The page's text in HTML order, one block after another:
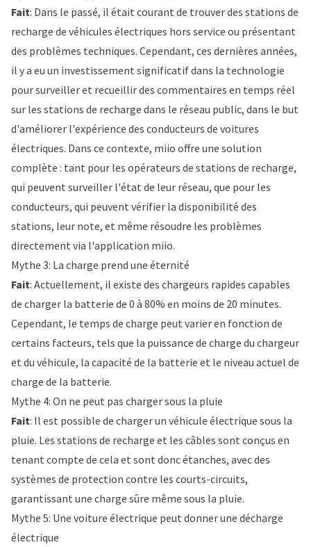
Fait: Dans le passé, il était courant de trouver des stations de
recharge de véhicules électriques hors service ou présentant
des problèmes techniques. Cependant, ces dernières années,
il y a eu un investissement significatif dans la technologie
pour surveiller et recueillir des commentaires en temps réel
sur les stations de recharge dans le réseau public, dans le but
d'améliorer l'expérience des conducteurs de voitures
électriques. Dans ce contexte, miio offre une solution
complète : tant pour les opérateurs de stations de recharge,
qui peuvent surveiller l'état de leur réseau, que pour les
conducteurs, qui peuvent vérifier la disponibilité des
stations, leur note, et même résoudre les problèmes
directement via l'application miio.
Mythe 3: La charge prend une éternité
Fait: Actuellement, il existe des chargeurs rapides capables
de charger la batterie de 0 à 80% en moins de 20 minutes.
Cependant, le temps de charge peut varier en fonction de
certains facteurs, tels que la puissance de charge du chargeur
et du véhicule, la capacité de la batterie et le niveau actuel de
charge de la batterie.
Mythe 4: On ne peut pas charger sous la pluie
Fait: Il est possible de charger un véhicule électrique sous la
pluie. Les stations de recharge et les câbles sont conçus en
tenant compte de cela et sont donc étanches, avec des
systèmes de protection contre les courts-circuits,
garantissant une charge sûre même sous la pluie.
Mythe 5: Une voiture électrique peut donner une décharge
électrique